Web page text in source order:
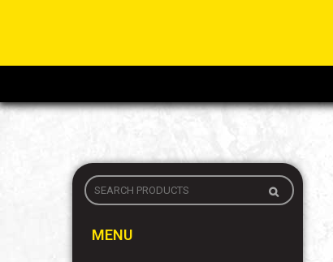
MENU